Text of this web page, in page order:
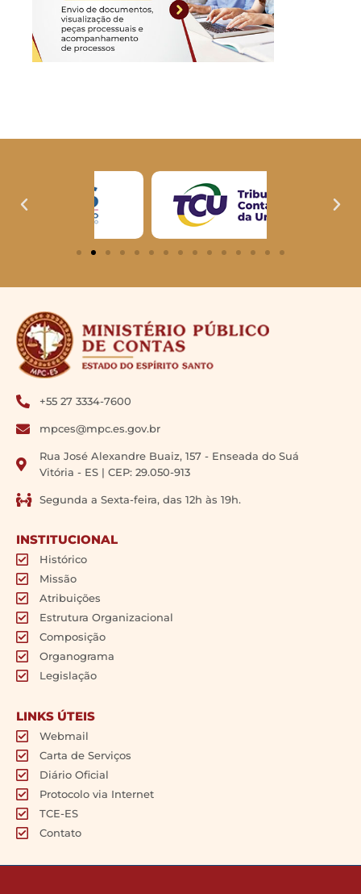
+55 27 3334-7600
mpces@mpc.es.gov.br
Rua José Alexandre Buaiz, 157 - Enseada do Suá
Vitória - ES | CEP: 29.050-913
Segunda a Sexta-feira, das 12h às 19h.
INSTITUCIONAL
Histórico
Missão
Atribuições
Estrutura Organizacional
Composição
Organograma
Legislação
LINKS ÚTEIS
Webmail
Carta de Serviços
Diário Oficial
Protocolo via Internet
TCE-ES
Contato